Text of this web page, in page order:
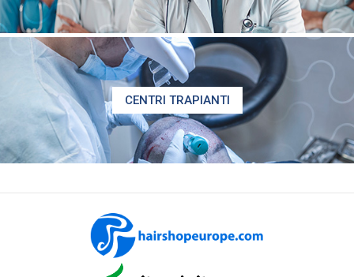
CENTRI TRAPIANTI